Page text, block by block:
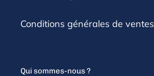
Conditions générales de ventes
Qui sommes-nous ?